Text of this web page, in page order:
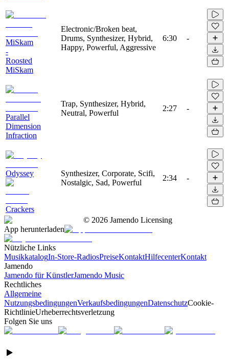
MiSkam
-
Roosted
MiSkam
Electronic/Broken beat,
Drums, Synthesizer, Hybrid,
Happy, Powerful, Aggressive
6:30 -
Parallel
Dimension
Infraction
Trap, Synthesizer, Hybrid,
Neutral, Powerful
2:27 -
Odyssey
Crackers
Synthesizer, Corporate, Scifi,
Nostalgic, Sad, Powerful
2:34 -
© 2026 Jamendo Licensing
App herunterladen
Nützliche Links
MusikkatalogIn-Store-RadiosPreiseKontaktHilfecenterKontakt
Jamendo
Jamendo für KünstlerJamendo Music
Rechtliches
Allgemeine
NutzungsbedingungenVerkaufsbedingungenDatenschutzCookie-
RichtlinieUrheberrechtsverletzung
Folgen Sie uns